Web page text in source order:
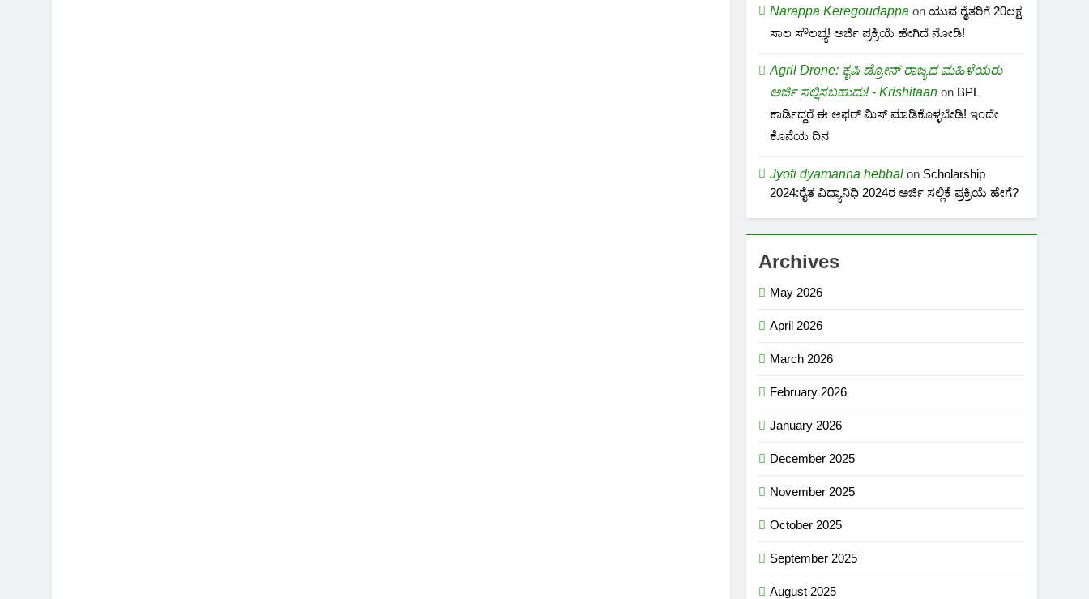
Narappa Keregoudappa onಯುವ ರೈತರಿಗೆ 20ಲಕ್ಷ
ಸಾಲ ಸೌಲಭ್ಯ! ಅರ್ಜಿ ಪ್ರಕ್ರಿಯೆ ಹೇಗಿದೆ ನೋಡಿ!
Agril Drone: ಕೃಷಿ ಡ್ರೋನ್ ರಾಜ್ಯದ ಮಹಿಳೆಯರು
ಅರ್ಜಿ ಸಲ್ಲಿಸಬಹುದು! - Krishitaan on BPL
ಕಾರ್ಡಿದ್ದರೆ ಈ ಆಫರ್ ಮಿಸ್ ಮಾಡಿಕೊಳ್ಳಬೇಡಿ! ಇಂದೇ
ಕೊನೆಯ ದಿನ
Jyoti dyamanna hebbal on Scholarship
2024:ರೈತ ವಿದ್ಯಾನಿಧಿ 2024ರ ಅರ್ಜಿ ಸಲ್ಲಿಕೆ ಪ್ರಕ್ರಿಯೆ ಹೇಗೆ?
Archives
May 2026
April 2026
March 2026
February 2026
January 2026
December 2025
November 2025
October 2025
September 2025
August 2025